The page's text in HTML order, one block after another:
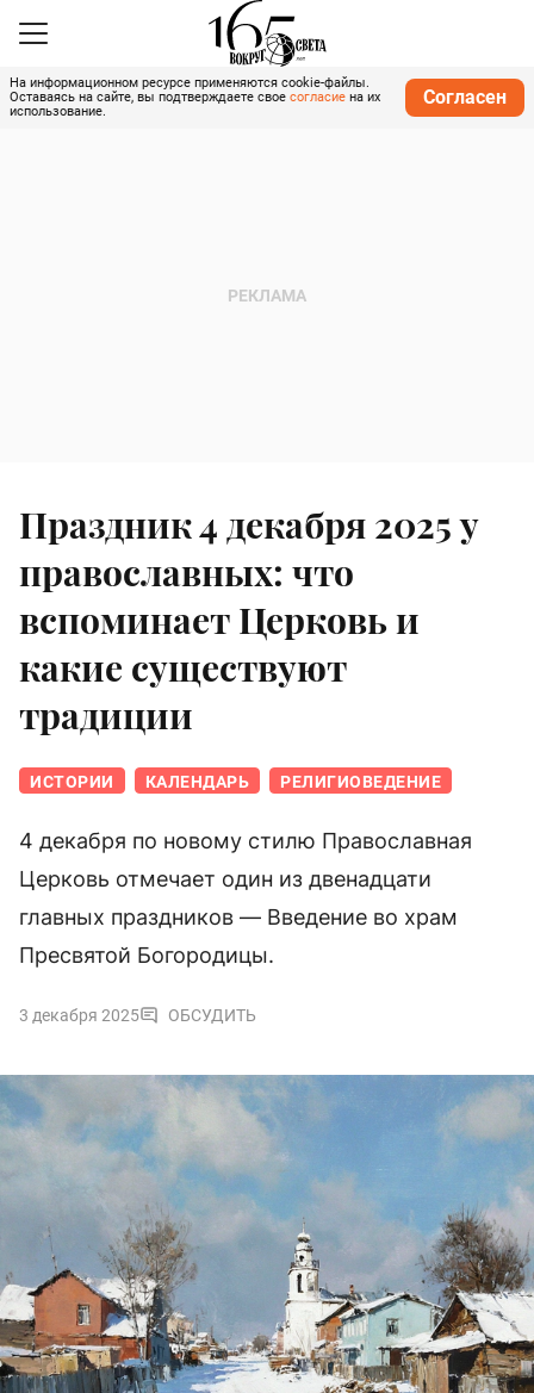
На информационном ресурсе применяются cookie-файлы.
Оставаясь на сайте, вы подтверждаете свое согласие на их
использование.
Согласен
Праздник 4 декабря 2025 у
православных: что
вспоминает Церковь и
какие существуют
традиции
ИСТОРИИ КАЛЕНДАРЬ РЕЛИГИОВЕДЕНИЕ
4 декабря по новому стилю Православная
Церковь отмечает один из двенадцати
главных праздников — Введение во храм
Пресвятой Богородицы.
3 декабря 2025 ОБСУДИТЬ